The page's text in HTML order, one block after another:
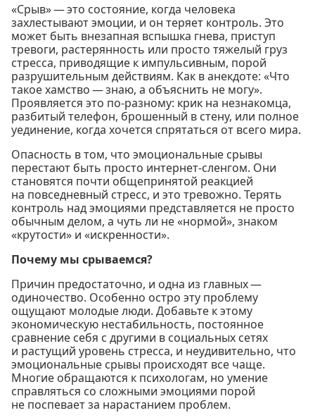
«Срыв» — это состояние, когда человека
захлестывают эмоции, и он теряет контроль. Это
может быть внезапная вспышка гнева, приступ
тревоги, растерянность или просто тяжелый груз
стресса, приводящие к импульсивным, порой
разрушительным действиям. Как в анекдоте: «Что
такое хамство — знаю, а объяснить не могу».
Проявляется это по-разному: крик на незнакомца,
разбитый телефон, брошенный в стену, или полное
уединение, когда хочется спрятаться от всего мира.
Опасность в том, что эмоциональные срывы
перестают быть просто интернет-сленгом. Они
становятся почти общепринятой реакцией
на повседневный стресс, и это тревожно. Терять
контроль над эмоциями представляется не просто
обычным делом, а чуть ли не «нормой», знаком
«крутости» и «искренности».
Почему мы срываемся?
Причин предостаточно, и одна из главных —
одиночество. Особенно остро эту проблему
ощущают молодые люди. Добавьте к этому
экономическую нестабильность, постоянное
сравнение себя с другими в социальных сетях
и растущий уровень стресса, и неудивительно, что
эмоциональные срывы происходят все чаще.
Многие обращаются к психологам, но умение
справляться со сложными эмоциями порой
не поспевает за нарастанием проблем.